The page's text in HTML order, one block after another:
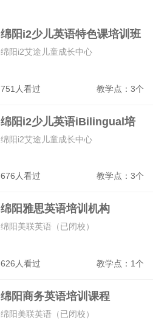
绵阳i2少儿英语特色课培训班
751人看过 教学点：3个
绵阳i2艾途儿童成长中心
绵阳i2少儿英语iBilingual培
训班
676人看过 教学点：3个
绵阳i2艾途儿童成长中心
绵阳雅思英语培训机构
626人看过 教学点：1个
绵阳美联英语（已闭校）
绵阳商务英语培训课程
绵阳美联英语（已闭校）